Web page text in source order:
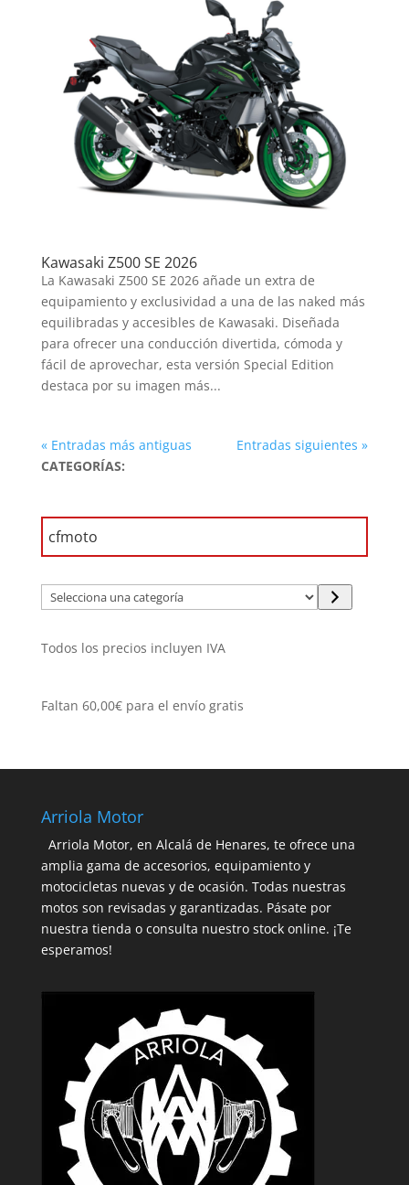
Kawasaki Z500 SE 2026
La Kawasaki Z500 SE 2026 añade un extra de
equipamiento y exclusividad a una de las naked más
equilibradas y accesibles de Kawasaki. Diseñada
para ofrecer una conducción divertida, cómoda y
fácil de aprovechar, esta versión Special Edition
destaca por su imagen más...
« Entradas más antiguas
Entradas siguientes »
CATEGORÍAS:
Selecciona
una
Todos los precios incluyen IVA
Faltan 60,00€para el envío gratis
Arriola Motor
Arriola Motor, en Alcalá de Henares, te ofrece una
amplia gama de accesorios, equipamiento y
motocicletas nuevas y de ocasión. Todas nuestras
motos son revisadas y garantizadas. Pásate por
nuestra tienda o consulta nuestro stock online. ¡Te
esperamos!